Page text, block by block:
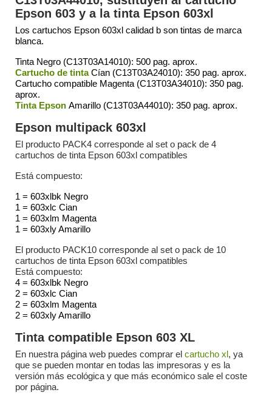
Epson 603 y a la tinta Epson 603xl
Los cartuchos Epson 603xl calidad b son tintas de marca
blanca.
Tinta Negro (C13T03A14010): 500 pag. aprox.
Cartucho de tintaCían (C13T03A24010): 350 pag. aprox.
Cartucho compatible Magenta (C13T03A34010): 350 pag.
aprox.
Tinta Epson Amarillo (C13T03A44010): 350 pag. aprox.
Epson multipack 603xl
El producto PACK4 corresponde al set o pack de 4
cartuchos de tinta Epson 603xl compatibles
Está compuesto:
1 = 603xlbk Negro
1 = 603xl c Cian
1 = 603xl m Magenta
1 = 603xl y Amarillo
El producto PACK10 corresponde al set o pack de 10
cartuchos de tinta Epson 603xl compatibles
Está compuesto:
4 = 603xlbk Negro
2 = 603xl c Cian
2 = 603xl m Magenta
2 = 603xl y Amarillo
Tinta compatible Epson 603 XL
En nuestra página web puedes comprar el cartucho xl , ya
que se pueden montar en todas las impresoras y es la
versión más ecológica y que más económico sale el coste
por página.